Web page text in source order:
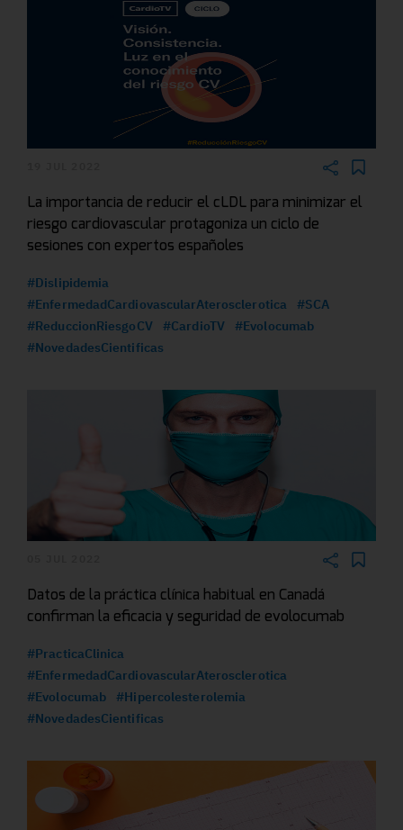
La importancia de reducir el cLDL para minimizar el
riesgo cardiovascular protagoniza un ciclo de
sesiones con expertos españoles
#Dislipidemia
#EnfermedadCardiovascularAterosclerotica
#SCA
#ReduccionRiesgoCV
#CardioTV
#Evolocumab
#NovedadesCientificas
Datos de la práctica clínica habitual en Canadá
confirman la eficacia y seguridad de evolocumab
#PracticaClinica
#EnfermedadCardiovascularAterosclerotica
#Evolocumab
#Hipercolesterolemia
#NovedadesCientificas